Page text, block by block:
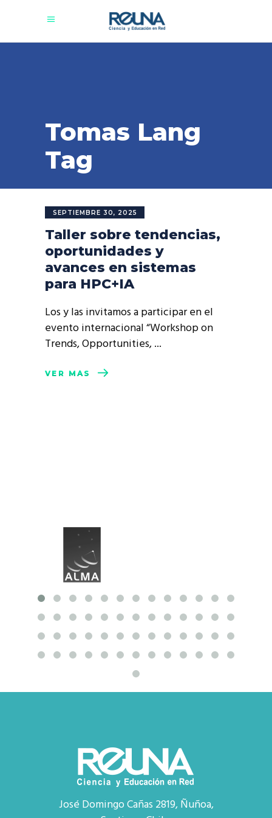
Tomas Lang
Tag
SEPTIEMBRE 30, 2025
Taller sobre tendencias,
oportunidades y
avances en sistemas
para HPC+IA
Los y las invitamos a participar en el
evento internacional “Workshop on
Trends, Opportunities,
VER MÁS
José Domingo Cañas 2819, Ñuñoa,